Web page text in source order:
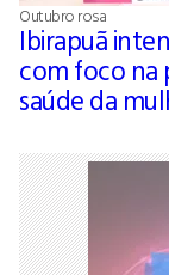
Outubro rosa
Ibirapuã
com foco na
saúde da